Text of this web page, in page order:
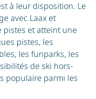
à leur disposition. Le
avec Laax et
pistes et atteint une
pistes, les
les funparks, les
de ski hors-
populaire parmi les